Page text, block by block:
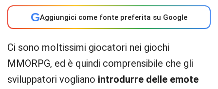
GAggiungici come fonte preferita su Google
Ci sono moltissimi giocatori nei giochi
MMORPG, ed è quindi comprensibile che gli
sviluppatori vogliano introdurre delle emote